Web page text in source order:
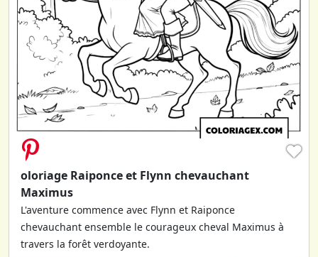
♥
oloriage Raiponce et Flynn chevauchant
Maximus
L'aventure commence avec Flynn et Raiponce
chevauchant ensemble le courageux cheval Maximus à
travers la forêt verdoyante.